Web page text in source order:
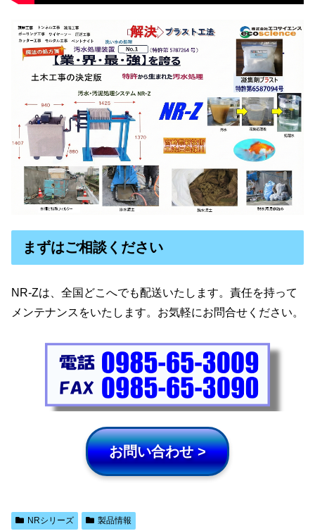
まずはご相談ください
NR-Zは、全国どこへでも配送いたします。責任を持って
メンテナンスをいたします。お気軽にお問合せください。
お問い合わせ >
NRシリーズ 製品情報